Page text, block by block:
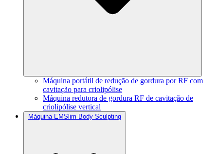
Máquina portátil de redução de gordura por RF com
cavitação para criolipólise
Máquina redutora de gordura RF de cavitação de
criolipólise vertical
Máquina EMSlim Body Sculpting